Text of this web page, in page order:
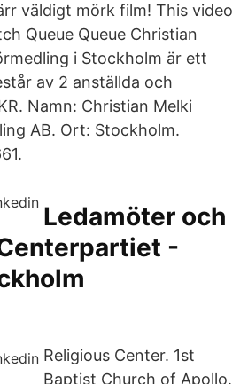
väldigt mörk film! This video
Queue Queue Christian
i Stockholm är ett
av 2 anställda och
Namn: Christian Melki
AB. Ort: Stockholm.
Ledamöter och
-
Religious Center. 1st
Baptist Church of Apollo.